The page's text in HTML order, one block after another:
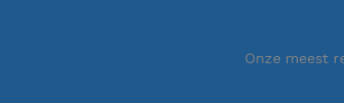
Onze meest